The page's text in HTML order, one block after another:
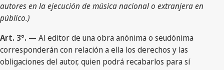
autores en la ejecución de música nacional o extranjera en
público.)
Art. 3°. — Al editor de una obra anónima o seudónima
corresponderán con relación a ella los derechos y las
obligaciones del autor, quien podrá recabarlos para sí